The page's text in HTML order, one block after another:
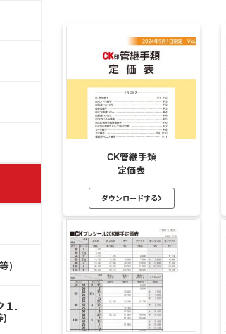
)
１.
)
CK管継手類
定価表
ダウンロードする